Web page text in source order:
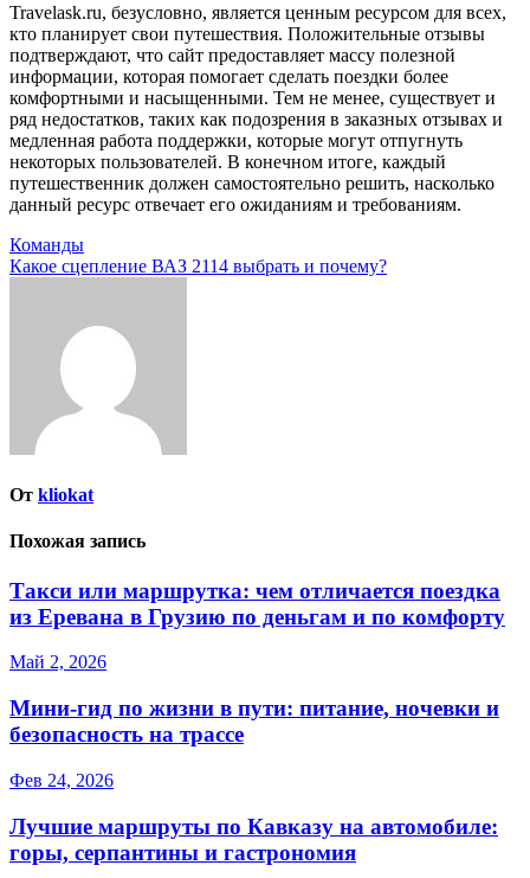
Travelask.ru, безусловно, является ценным ресурсом для всех,
кто планирует свои путешествия. Положительные отзывы
подтверждают, что сайт предоставляет массу полезной
информации, которая помогает сделать поездки более
комфортными и насыщенными. Тем не менее, существует и
ряд недостатков, таких как подозрения в заказных отзывах и
медленная работа поддержки, которые могут отпугнуть
некоторых пользователей. В конечном итоге, каждый
путешественник должен самостоятельно решить, насколько
данный ресурс отвечает его ожиданиям и требованиям.
Навигация
по
Команды
Какое сцепление ВАЗ 2114 выбрать и почему?
От kliokat
Похожая запись
Такси или маршрутка: чем отличается поездка
из Еревана в Грузию по деньгам и по комфорту
Май 2, 2026
Мини‑гид по жизни в пути: питание, ночевки и
безопасность на трассе
Фев 24, 2026
Лучшие маршруты по Кавказу на автомобиле:
горы, серпантины и гастрономия